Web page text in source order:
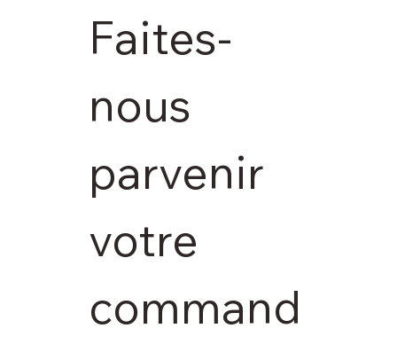
Faites-
nous
parvenir
votre
command